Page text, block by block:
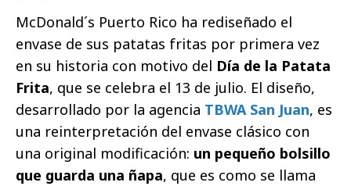
McDonald´s Puerto Rico ha rediseñado el
envase de sus patatas fritas por primera vez
en su historia con motivo del Día de la Patata
Frita, que se celebra el 13 de julio. El diseño,
desarrollado por la agencia TBWA San Juan, es
una reinterpretación del envase clásico con
una original modificación: un pequeño bolsillo
que guarda una ñapa, que es como se llama